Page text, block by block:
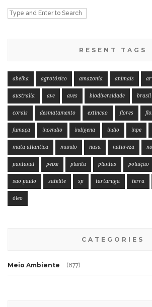
RESENT TAGS
abelha agrotóxico amazonia animais
australia ave aves biodiversidade brasil
corais desmatamento extincao flores
fumaça incendio indigena indio inpe
mata atlantica mundo nasa natureza
pantanal peixe planta plantas poluição
sao paulo satelite sp tartaruga terra
óleo
CATEGORIES
Meio Ambiente (877)